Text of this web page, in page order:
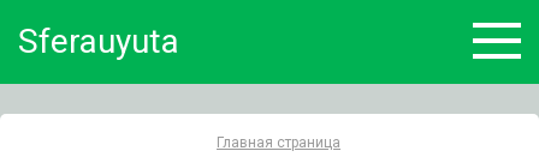
Sferauyuta
Главная страница